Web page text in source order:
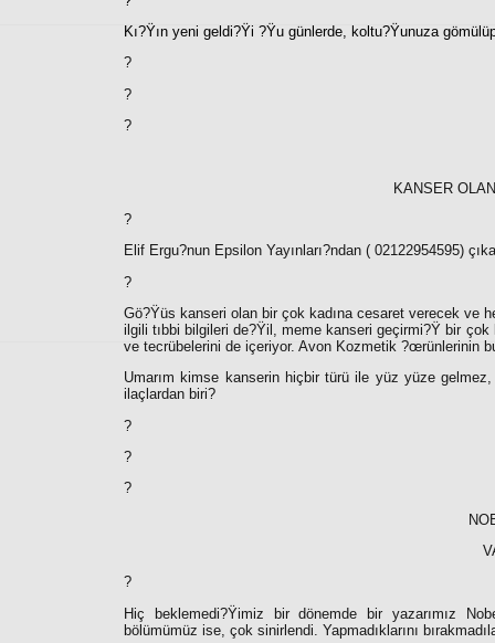
Kı?Ÿın yeni geldi?Ÿi ?Ÿu günlerde, koltu?Ÿunuza
?
?
?
KANSER
?
Elif Ergu?nun Epsilon Yayınları?ndan ( 02122954595)
?
Gö?Ÿüs kanseri olan bir çok kadına cesaret verecek ve
ilgili tıbbi bilgileri de?Ÿil, meme kanseri geçirmi?Ÿ bir çok
ve tecrübelerini de içeriyor. Avon Kozmetik ?œrünlerinin
Umarım kimse kanserin hiçbir türü ile yüz yüze
ilaçlardan biri?
?
?
?
?
Hiç beklemedi?Ÿimiz bir dönemde bir yazarımız
bölümümüz ise, çok sinirlendi. Yapmadıklarını